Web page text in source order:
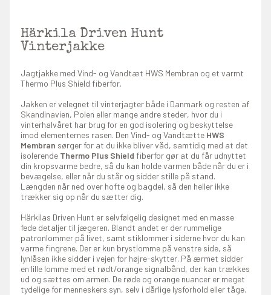
Härkila Driven Hunt
Vinterjakke
Jagtjakke med Vind- og Vandtæt HWS Membran og et varmt
Thermo Plus Shield fiberfor.
Jakken er velegnet til vinterjagter både i Danmark og resten af
Skandinavien, Polen eller mange andre steder, hvor du i
vinterhalvåret har brug for en god isolering og beskyttelse
imod elementernes rasen. Den Vind- og Vandtætte HWS
Membran sørger for at du ikke bliver våd, samtidig med at det
isolerende Thermo Plus Shield fiberfor gør at du får udnyttet
din kropsvarme bedre, så du kan holde varmen både når du er i
bevægelse, eller når du står og sidder stille på stand.
Længden når ned over hofte og bagdel, så den heller ikke
trækker sig op når du sætter dig.
Härkilas Driven Hunt er selvfølgelig designet med en masse
fede detaljer til jægeren. Blandt andet er der rummelige
patronlommer på livet, samt stiklommer i siderne hvor du kan
varme fingrene. Der er kun brystlomme på venstre side, så
lynlåsen ikke sidder i vejen for højre-skytter. På ærmet sidder
en lille lomme med et rødt/orange signalbånd, der kan trækkes
ud og sættes om armen. De røde og orange nuancer er meget
tydelige for menneskers syn, selv i dårlige lysforhold eller tåge.